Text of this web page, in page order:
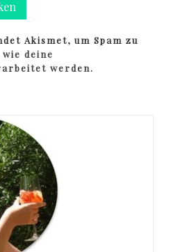
Akismet, um Spam zu
deine
werden.